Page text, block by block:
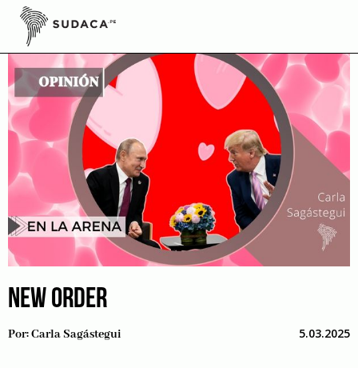
Skip
content
NEW ORDER
Por:Carla Sagástegui 5.03.2025